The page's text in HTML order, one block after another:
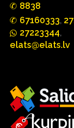
8838
67160333,
27223344,
elats@elats.lv